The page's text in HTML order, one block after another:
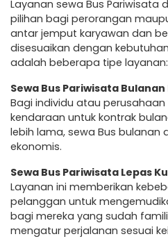
Layanan sewa Bus Pariwisata
pilihan bagi perorangan
antar jemput karyawan dan
disesuaikan dengan
adalah beberapa tipe layanan:
Sewa Bus Pariwisata
Bagi individu atau
kendaraan untuk kontrak
lebih lama, sewa Bus bulanan
ekonomis.
Sewa Bus Pariwisata Lepas
Layanan ini memberikan
pelanggan untuk
bagi mereka yang sudah
mengatur perjalanan sesuai